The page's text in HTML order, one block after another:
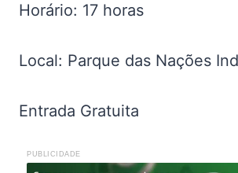
Horário: 17 horas
Local: Parque das Nações
Entrada Gratuita
PUBLICIDADE